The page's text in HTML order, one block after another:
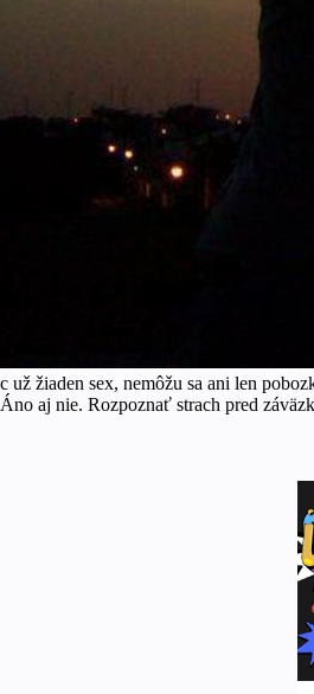
žiaden sex, nemôžu sa ani len
aj nie. Rozpoznať strach pred